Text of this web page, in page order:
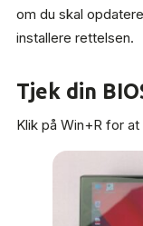
om du skal
installere rettelsen.
Tjek din
Klik på Win+R for at